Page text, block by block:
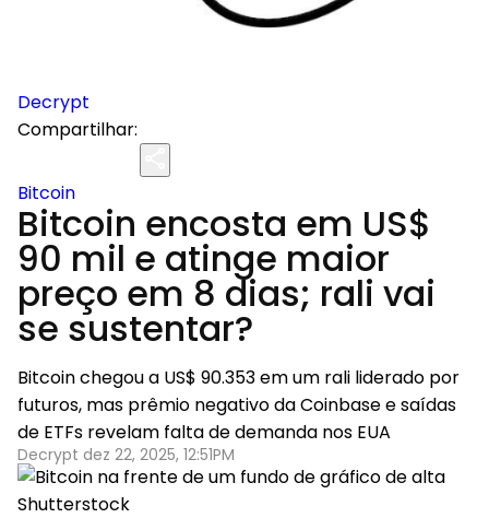
Decrypt
Compartilhar:
Bitcoin
Bitcoin encosta em US$
90 mil e atinge maior
preço em 8 dias; rali vai
se sustentar?
Bitcoin chegou a US$ 90.353 em um rali liderado por
futuros, mas prêmio negativo da Coinbase e saídas
de ETFs revelam falta de demanda nos EUA
Decrypt dez 22, 2025, 12:51PM
Shutterstock